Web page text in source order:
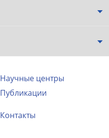
Научные центры
Публикации
Контакты